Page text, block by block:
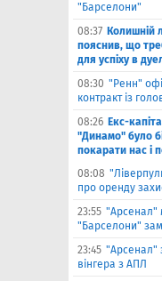
"Барселони"
08:37 Колишній
пояснив, що
для успіху в
08:30 "Ренн"
контракт із
08:26 Екс-
"Динамо" було
покарати нас і
08:08
про оренду
23:55 "Арсенал"
"Барселони"
23:45 "Арсенал"
вінгера з АПЛ